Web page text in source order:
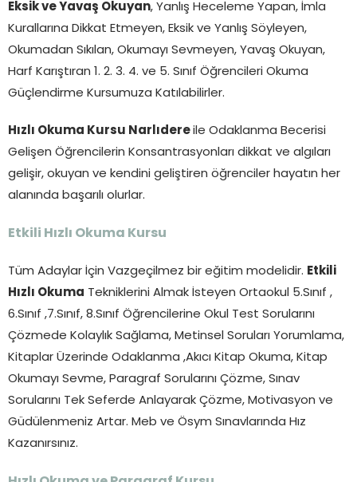
Eksik ve Yavaş Okuyan, Yanlış Heceleme Yapan, İmla
Kurallarına Dikkat Etmeyen, Eksik ve Yanlış Söyleyen,
Okumadan Sıkılan, Okumayı Sevmeyen, Yavaş Okuyan,
Harf Karıştıran 1. 2. 3. 4. ve 5. Sınıf Öğrencileri Okuma
Güçlendirme Kursumuza Katılabilirler.
Hızlı Okuma Kursu Narlıdere ile Odaklanma Becerisi
Gelişen Öğrencilerin Konsantrasyonları dikkat ve algıları
gelişir, okuyan ve kendini geliştiren öğrenciler hayatın her
alanında başarılı olurlar.
Etkili Hızlı Okuma Kursu
Tüm Adaylar İçin Vazgeçilmez bir eğitim modelidir. Etkili
Hızlı Okuma Tekniklerini Almak İsteyen Ortaokul 5.Sınıf ,
6.Sınıf ,7.Sınıf, 8.Sınıf Öğrencilerine Okul Test Sorularını
Çözmede Kolaylık Sağlama, Metinsel Soruları Yorumlama,
Kitaplar Üzerinde Odaklanma ,Akıcı Kitap Okuma, Kitap
Okumayı Sevme, Paragraf Sorularını Çözme, Sınav
Sorularını Tek Seferde Anlayarak Çözme, Motivasyon ve
Güdülenmeniz Artar. Meb ve Ösym Sınavlarında Hız
Kazanırsınız.